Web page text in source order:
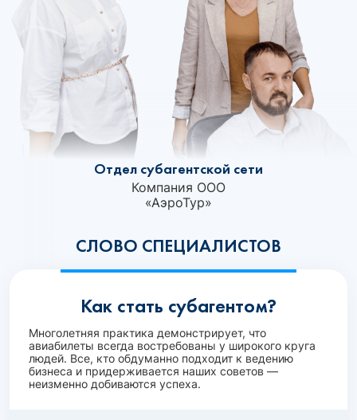
СЛОВО СПЕЦИАЛИСТОВ
Отдел субагентской сети
Компания ООО
«АэроТур»‎
Как стать субагентом?
Многолетняя практика демонстрирует, что
авиабилеты всегда востребованы у широкого круга
людей. Все, кто обдуманно подходит к ведению
бизнеса и придерживается наших советов —
неизменно добиваются успеха.